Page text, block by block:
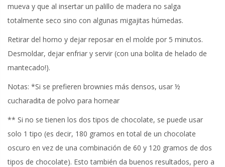
mueva y que al insertar un palillo de madera no salga
totalmente seco sino con algunas migajitas húmedas.
Retirar del horno y dejar reposar en el molde por 5 minutos.
Desmoldar, dejar enfriar y servir (con una bolita de helado de
mantecado!).
Notas: *Si se prefieren brownies más densos, usar ½
cucharadita de polvo para hornear
** Si no se tienen los dos tipos de chocolate, se puede usar
solo 1 tipo (es decir, 180 gramos en total de un chocolate
oscuro en vez de una combinación de 60 y 120 gramos de dos
tipos de chocolate). Esto también da buenos resultados, pero a